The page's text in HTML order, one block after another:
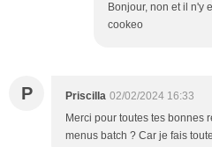
Bonjour, non et il n'y
cookeo
P Priscilla 02/02/2024 16:33
Merci pour toutes tes bonnes
menus batch ? Car je fais